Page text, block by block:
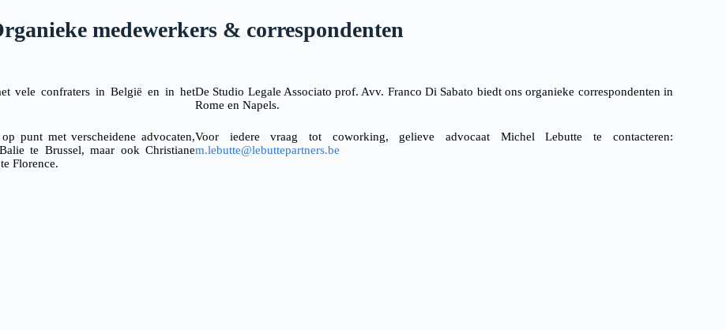
medewerkers & correspondenten
vele confraters in België en in het
op punt met verscheidene advocaten,
Balie te Brussel,maar ook Christiane
Florence.
De Studio Legale Associato prof. Avv. Franco Di Sabato biedt ons organieke correspondenten in
Rome en Napels.
Voor iedere vraag tot coworking, gelieve advocaat Michel Lebutte te contacteren:
m.lebutte@lebuttepartners.be